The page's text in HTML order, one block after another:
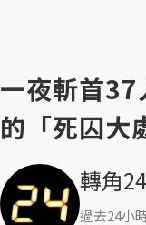
一夜斬首37
的「死囚大
轉角
過去24小